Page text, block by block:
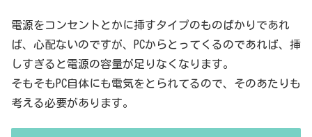
電源をコンセントとかに挿すタイプのものばかりであれ
ば、心配ないのですが、PCからとってくるのであれば、挿
しすぎると電源の容量が足りなくなります。
そもそもPC自体にも電気をとられてるので、そのあたりも
考える必要があります。